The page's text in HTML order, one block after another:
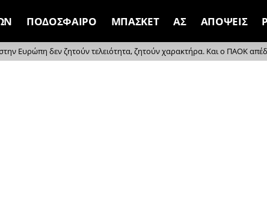
ΠΟΔΟΣΦΑΙΡΟ ΜΠΑΣΚΕΤ ΑΣ ΑΠΟΨΕΙΣ
Ευρώπη δεν ζητούν τελειότητα, ζητούν χαρακτήρα. Και ο ΠΑΟΚ